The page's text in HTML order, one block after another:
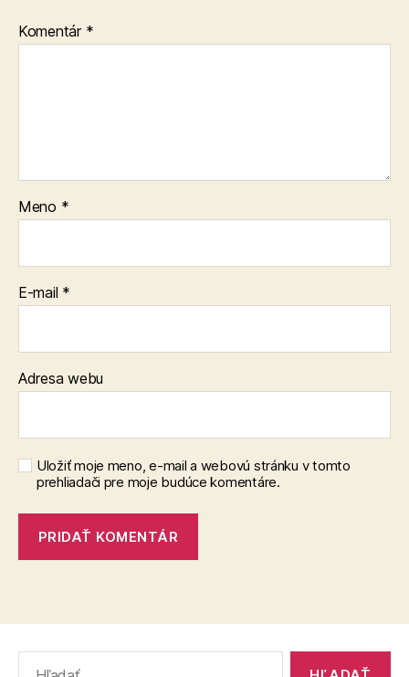
Komentár *
Meno *
E-mail *
Adresa webu
Uložiť moje meno, e-mail a webovú stránku v tomto
prehliadači pre moje budúce komentáre.